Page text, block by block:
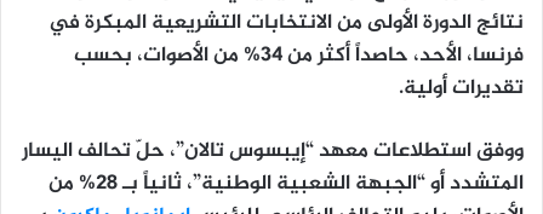
نتائج الدورة الأولى من الانتخابات التشريعية المبكرة في
فرنسا، الأحد، حاصداً أكثر من 34% من الأصوات، بحسب
تقديرات أولية.
ووفق استطلاعات معهد “إيبسوس تالان”، حلّ تحالف اليسار
المتشدد أو “الجبهة الشعبية الوطنية”، ثانياً بـ 28% من